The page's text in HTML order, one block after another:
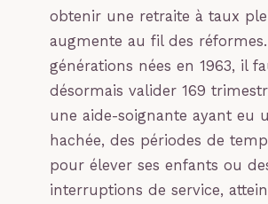
obtenir une retraite à taux
augmente au fil des
générations nées en 1963, il
désormais valider 169
une aide-soignante ayant eu
hachée, des périodes de
pour élever ses enfants ou
interruptions de service,